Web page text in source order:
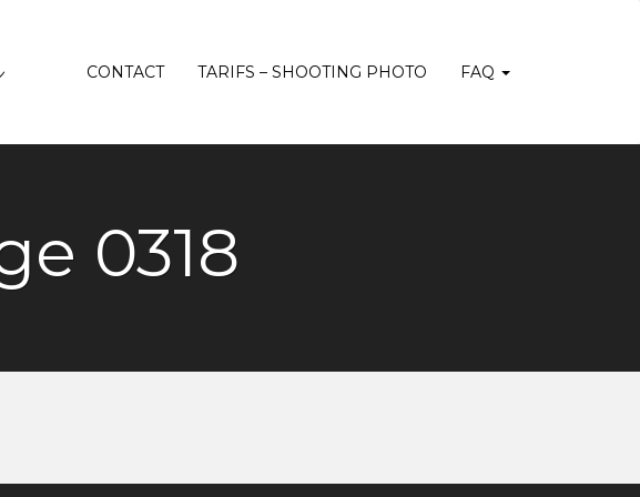
CONTACT TARIFS – SHOOTING PHOTO FAQ
0318